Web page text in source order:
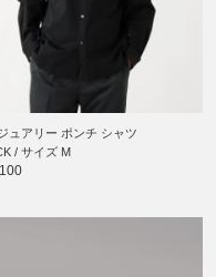
ュアリー ポンチ シャツ
/ サイズ M